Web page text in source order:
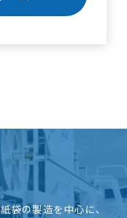
袋の製造を中心に、